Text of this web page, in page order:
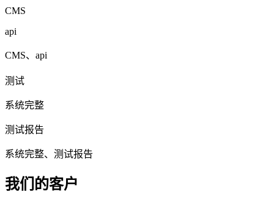
CMS
api
CMS、api
测试
系统完整
测试报告
系统完整、测试报告
我们的客户